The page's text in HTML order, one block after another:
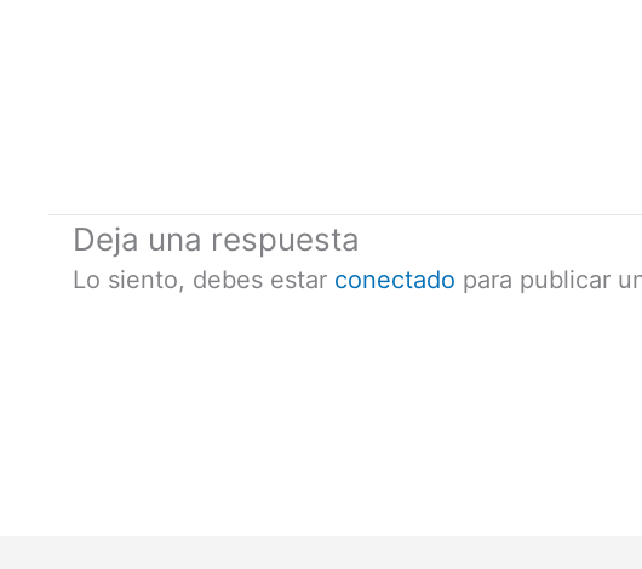
Deja una respuesta
Lo siento, debes estar conectado para publicar